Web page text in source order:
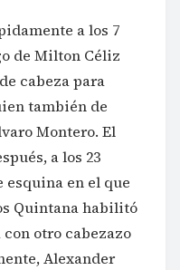
a los 7
de Milton Céliz
cabeza para
también de
Montero. El
a los 23
en el que
Quintana habilitó
otro cabezazo
Alexander